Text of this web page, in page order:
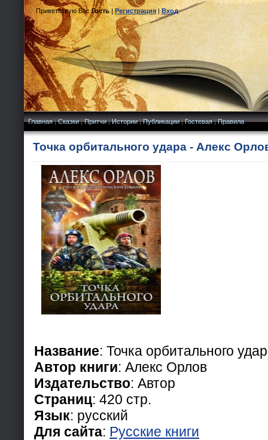
Приветствую Вас Гость|Регистрация|Вход
Главная|Сказки|Притчи|Истории|Публикации|Гостевая|Правила
Точка орбитального удара - Алекс
Название: Точка орбитального
Автор книги: Алекс Орлов
Издательство: Автор
Страниц: 420 стр.
Язык: русский
Для сайта: Русские книги